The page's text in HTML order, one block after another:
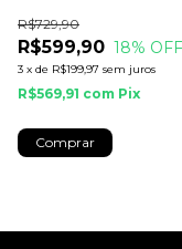
R$599,90
R$729,90
18% OFF
3 x de R$199,97 sem juros
R$569,91 com Pix
Comprar